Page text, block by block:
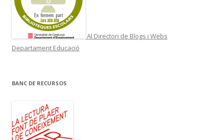
Al Directori de Blogs i Webs
Departament Educació
BANC DE RECURSOS